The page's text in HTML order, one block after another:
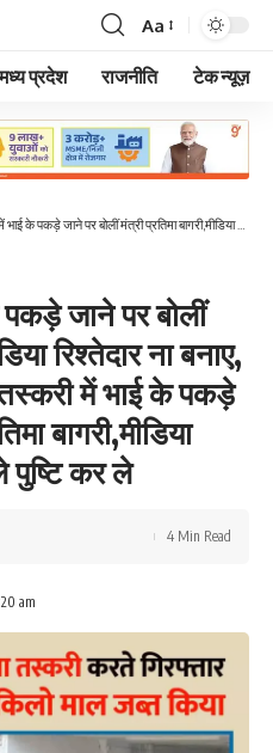
Font
Resizer
Aa
प्रदेश राजनीति टेक न्यूज़
प्रतिमा बागरी,मीडिया रिश्तेदार ना बनाए, पहले पुष्टि कर लेगांजा तस्करी में भाई के पकड़े जाने पर बोलीं मंत्री प्रतिमा बागरी,मीडिया रिश्तेदार ना बनाए, पहले पुष्टि कर ले
जाने पर बोलीं
रिश्तेदार ना बनाए,
में भाई के पकड़े
बागरी,मीडिया
पुष्टि कर ले
am
4 Min Read